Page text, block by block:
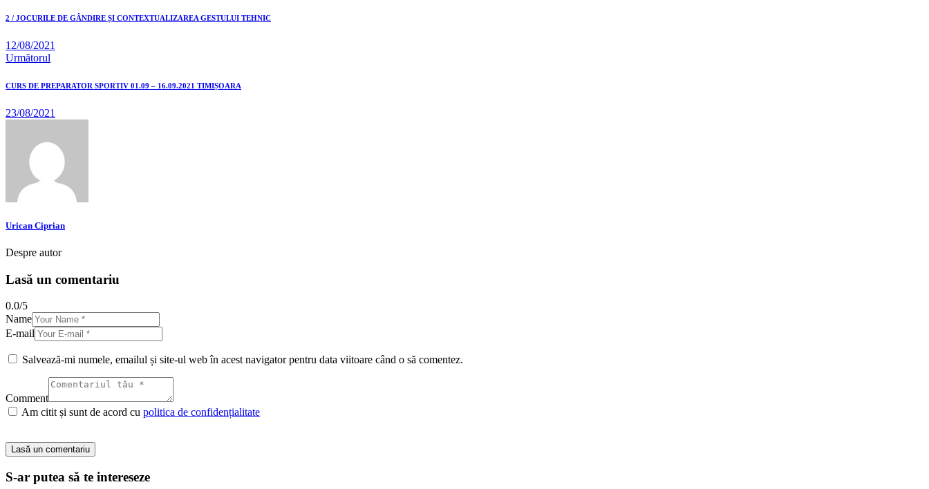
2 / JOCURILE DE GÂNDIRE ȘI CONTEXTUALIZAREA GESTULUI TEHNIC
12/08/2021
Următorul
CURS DE PREPARATOR SPORTIV 01.09 – 16.09.2021 TIMIȘOARA
23/08/2021
Urican Ciprian
Despre autor
Lasă un comentariu
0.0/5
Name
E-mail
Salvează-mi numele, emailul și site-ul web în acest navigator pentru data viitoare când o să comentez.
Comment
Am citit și sunt de acord cu politica de confidențialitate
S-ar putea să te intereseze